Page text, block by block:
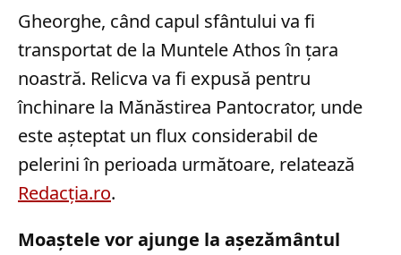
Gheorghe, când capul sfântului va fi
transportat de la Muntele Athos în țara
noastră. Relicva va fi expusă pentru
închinare la Mănăstirea Pantocrator, unde
este așteptat un flux considerabil de
pelerini în perioada următoare, relatează
Redacția.ro.
Moaștele vor ajunge la așezământul